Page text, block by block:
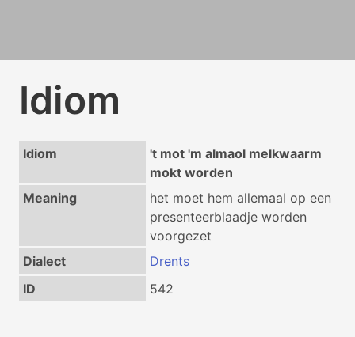
Idiom
Idiom
't mot 'm almaol melkwaarm
mokt worden
Meaning
het moet hem allemaal op een
presenteerblaadje worden
voorgezet
Dialect
Drents
ID
542